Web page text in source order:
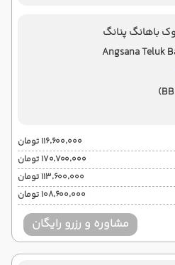
باهانگ پنانگ
Angsana Teluk
۱۱۶٬۶۰۰٬۰۰۰ تومان
۱۷۰٬۷۰۰٬۰۰۰ تومان
۱۱۳٬۶۰۰٬۰۰۰ تومان
۱۰۸٬۶۰۰٬۰۰۰ تومان
مشاوره و رزرو رایگان